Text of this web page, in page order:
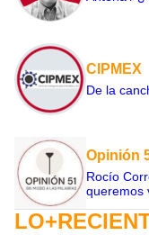
CIPMEX
De la
Opinión
Rocío
queremos